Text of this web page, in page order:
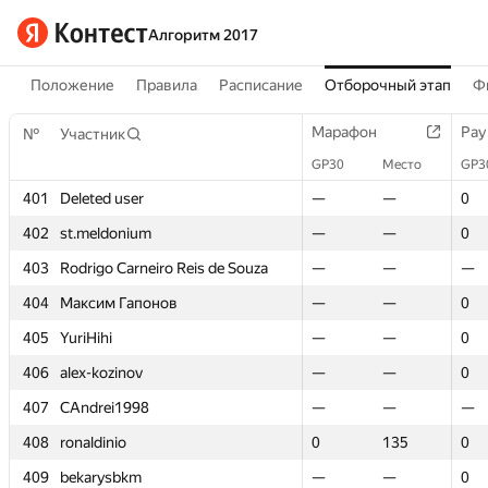
Алгоритм 2017
Положение Правила Расписание Отборочный этап
№ Участник Марафон
GP30 Место
401 Deleted user — —
0
402
st.meldonium — —
0
403
Rodrigo Carneiro Reis de Souza — —
—
404
Максим Гапонов — —
0
405
YuriHihi — —
0
406
alex-kozinov — —
0
407
CAndrei1998 — —
—
408
ronaldinio 0 135
0
409
bekarysbkm — —
0
№ Участник Марафон
GP30 Место
401 Deleted user — —
0
402
st.meldonium — —
0
403
Rodrigo Carneiro Reis de Souza — —
—
404
Максим Гапонов — —
0
405
YuriHihi — —
0
406
alex-kozinov — —
0
407
CAndrei1998 — —
—
408
ronaldinio 0 135
0
409
bekarysbkm — —
0